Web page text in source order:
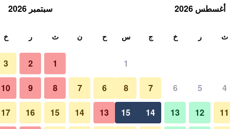
في الليلة ردهة
أغسطس 2026
ث ر خ ج س
1
4
5
6
7
8
11
12
13
14
15
سبتمبر 2026
ح ن ث ر خ
1
2
3
6
7
8
9
10
13
14
15
16
17